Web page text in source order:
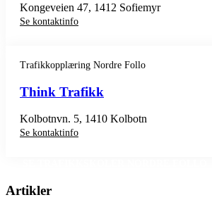
Kongeveien 47, 1412 Sofiemyr
Se kontaktinfo
Trafikkopplæring Nordre Follo
Think Trafikk
Kolbotnvn. 5, 1410 Kolbotn
Se kontaktinfo
Artikler